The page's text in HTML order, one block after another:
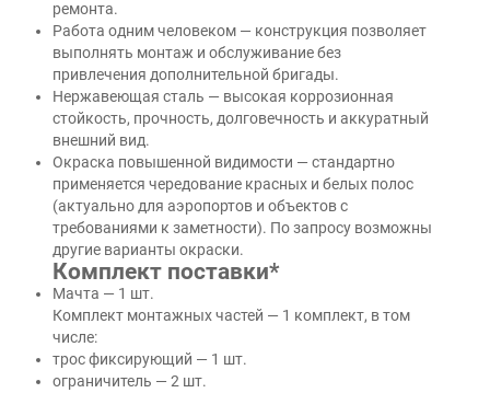
ремонта.
Работа одним человеком — конструкция позволяет
выполнять монтаж и обслуживание без
привлечения дополнительной бригады.
Нержавеющая сталь — высокая коррозионная
стойкость, прочность, долговечность и аккуратный
внешний вид.
Окраска повышенной видимости — стандартно
применяется чередование красных и белых полос
(актуально для аэропортов и объектов с
требованиями к заметности). По запросу возможны
другие варианты окраски.
Комплект поставки*
Мачта — 1 шт.
Комплект монтажных частей — 1 комплект, в том
числе:
трос фиксирующий — 1 шт.
ограничитель — 2 шт.